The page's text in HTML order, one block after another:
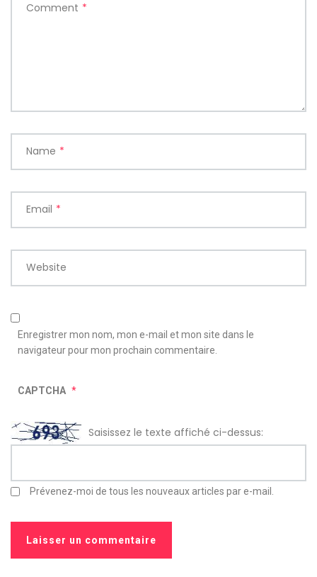
Comment *
Name *
Email *
Website
Enregistrer mon nom, mon e-mail et mon site dans le
navigateur pour mon prochain commentaire.
CAPTCHA *
Saisissez le texte affiché ci-dessus:
Prévenez-moi de tous les nouveaux articles par e-mail.